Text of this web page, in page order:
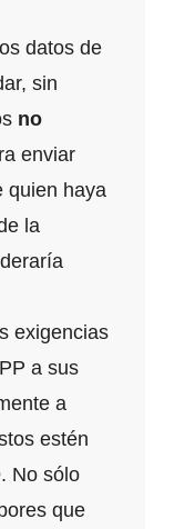
datos de
sin
no
enviar
quien haya
la
exigencias
a sus
a
estén
. No sólo
que